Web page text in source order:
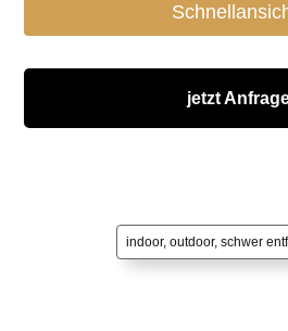
jetzt
indoor, outdoor, schwer